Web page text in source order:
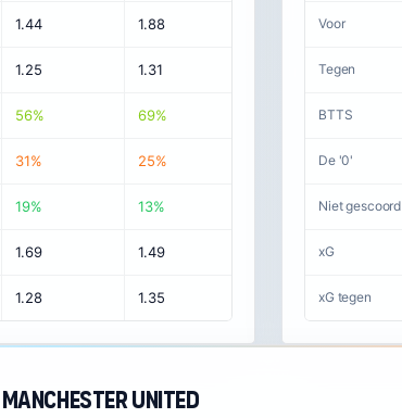
1.44 1.88
1.25 1.31
56% 69%
31% 25%
19% 13%
1.69 1.49
1.28 1.35
Voor
Tegen
BTTS
De '0'
Niet gescoord
xG
xG tegen
United